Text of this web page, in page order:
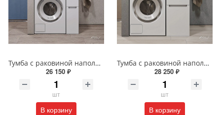
Тумба с раковиной напольная Alavann Cosmetic 85 см ALV1037000 белая
26 150 ₽
шт
В корзину
Тумба с раковиной напольная Alavann Cosmetic 95 см ALV1039000 белая
28 250 ₽
шт
В корзину